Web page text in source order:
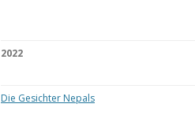
2022
Die Gesichter Nepals